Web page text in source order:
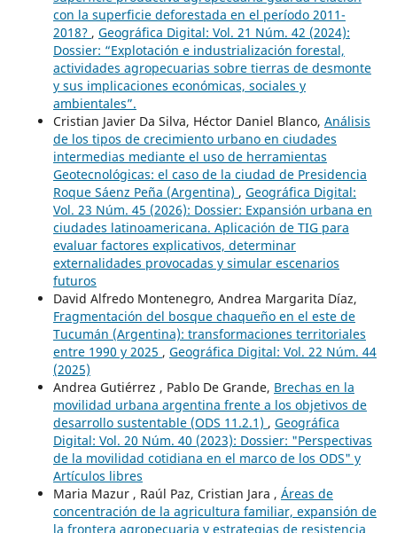
con la superficie deforestada en el período 2011-
2018? , Geográfica Digital: Vol. 21 Núm. 42 (2024):
Dossier: “Explotación e industrialización forestal,
actividades agropecuarias sobre tierras de desmonte
y sus implicaciones económicas, sociales y
ambientales”.
Cristian Javier Da Silva, Héctor Daniel Blanco, Análisis
de los tipos de crecimiento urbano en ciudades
intermedias mediante el uso de herramientas
Geotecnológicas: el caso de la ciudad de Presidencia
Roque Sáenz Peña (Argentina) , Geográfica Digital:
Vol. 23 Núm. 45 (2026): Dossier: Expansión urbana en
ciudades latinoamericana. Aplicación de TIG para
evaluar factores explicativos, determinar
externalidades provocadas y simular escenarios
futuros
David Alfredo Montenegro, Andrea Margarita Díaz,
Fragmentación del bosque chaqueño en el este de
Tucumán (Argentina): transformaciones territoriales
entre 1990 y 2025 , Geográfica Digital: Vol. 22 Núm. 44
(2025)
Andrea Gutiérrez , Pablo De Grande, Brechas en la
movilidad urbana argentina frente a los objetivos de
desarrollo sustentable (ODS 11.2.1) , Geográfica
Digital: Vol. 20 Núm. 40 (2023): Dossier: "Perspectivas
de la movilidad cotidiana en el marco de los ODS" y
Artículos libres
Maria Mazur , Raúl Paz, Cristian Jara , Áreas de
concentración de la agricultura familiar, expansión de
la frontera agropecuaria y estrategias de resistencia